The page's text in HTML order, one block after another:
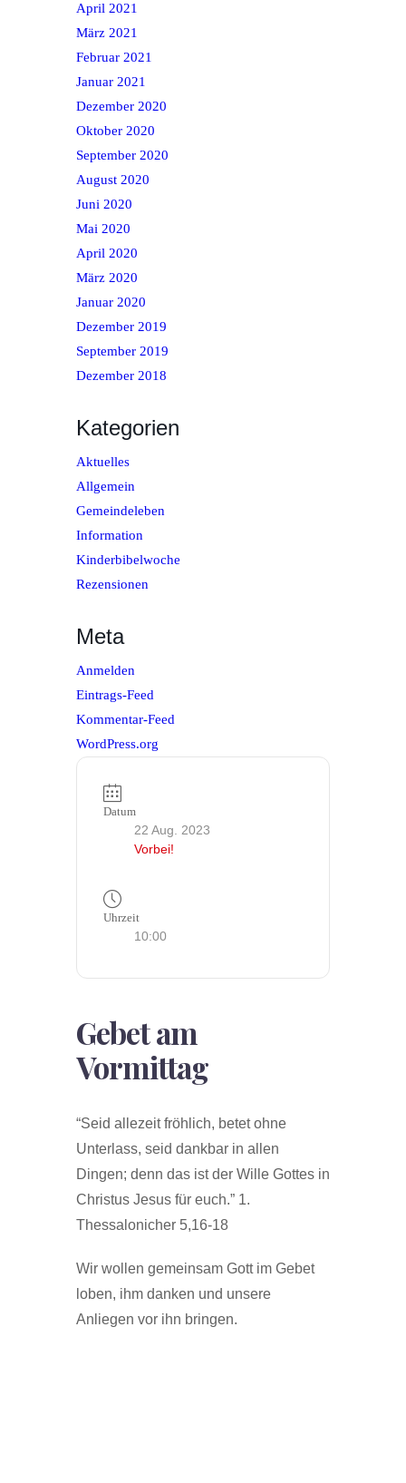
April 2021
März 2021
Februar 2021
Januar 2021
Dezember 2020
Oktober 2020
September 2020
August 2020
Juni 2020
Mai 2020
April 2020
März 2020
Januar 2020
Dezember 2019
September 2019
Dezember 2018
Kategorien
Aktuelles
Allgemein
Gemeindeleben
Information
Kinderbibelwoche
Rezensionen
Meta
Anmelden
Eintrags-Feed
Kommentar-Feed
WordPress.org
Datum
22 Aug. 2023
Vorbei!
Uhrzeit
10:00
Gebet am
Vormittag
“Seid allezeit fröhlich, betet ohne
Unterlass, seid dankbar in allen
Dingen; denn das ist der Wille Gottes in
Christus Jesus für euch.” 1.
Thessalonicher 5,16-18
Wir wollen gemeinsam Gott im Gebet
loben, ihm danken und unsere
Anliegen vor ihn bringen.